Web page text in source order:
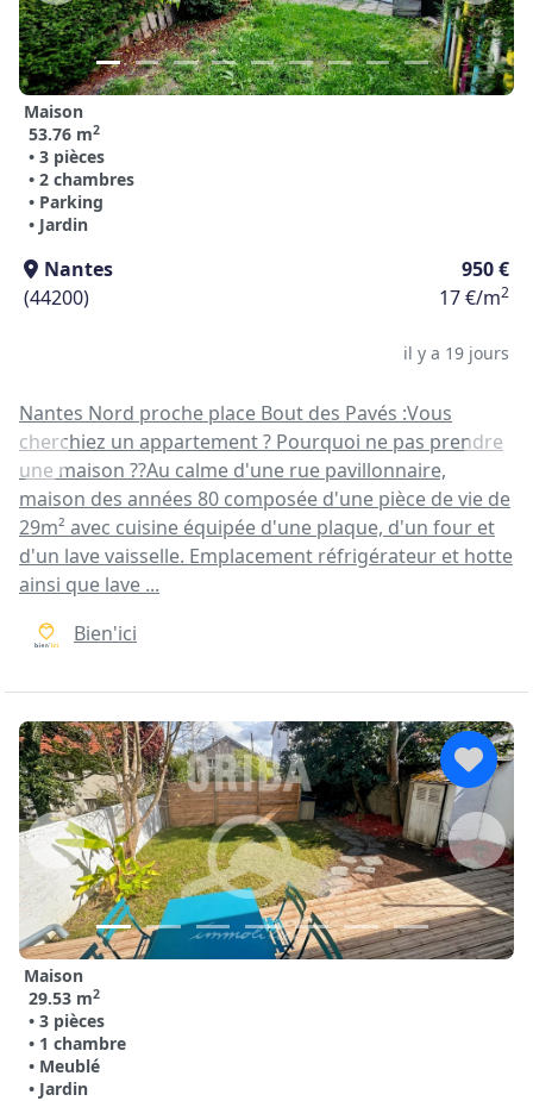
Maison
53.76 m2
• 3 pièces
• 2 chambres
• Parking
• Jardin
Nantes
950 €
(44200)
17 €/m2
il y a 19 jours
Nantes Nord proche place Bout des Pavés :Vous
cherchiez un appartement ? Pourquoi ne pas prendre
une maison ??Au calme d'une rue pavillonnaire,
maison des années 80 composée d'une pièce de vie de
29m² avec cuisine équipée d'une plaque, d'un four et
d'un lave vaisselle. Emplacement réfrigérateur et hotte
ainsi que lave ...
Bien'ici
Maison
29.53 m2
• 3 pièces
• 1 chambre
• Meublé
• Jardin